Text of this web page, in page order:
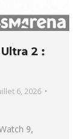
2 :
6, 2026
9,